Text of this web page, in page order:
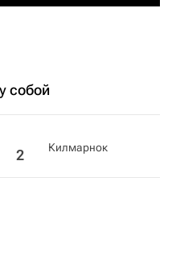
собой
2 Килмарнок